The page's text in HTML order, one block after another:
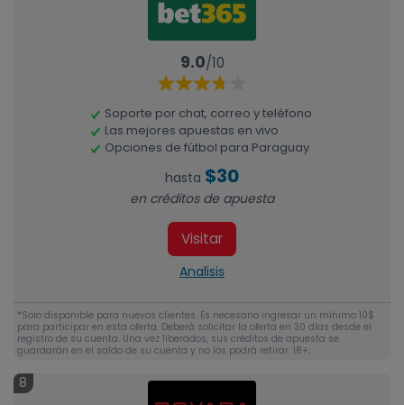
9.0/10
Soporte por chat, correo y teléfono
Las mejores apuestas en vivo
Opciones de fútbol para Paraguay
hasta $30
en créditos de apuesta
Visitar
Analisis
*Solo disponible para nuevos clientes. Es necesario ingresar un mínimo 10$
para participar en esta oferta. Deberá solicitar la oferta en 30 días desde el
registro de su cuenta. Una vez liberados, sus créditos de apuesta se
guardarán en el saldo de su cuenta y no los podrá retirar. 18+;
8